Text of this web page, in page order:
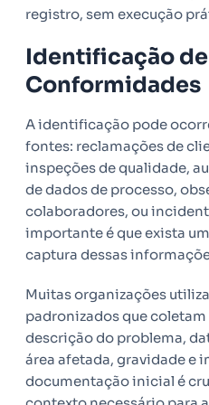
registro, sem execução
Identificação
Conformidades
A identificação pode
fontes: reclamações de
inspeções de qualidade,
de dados de processo,
colaboradores, ou
importante é que exista
captura dessas
Muitas organizações
padronizados que
descrição do problema,
área afetada, gravidade e
documentação inicial é